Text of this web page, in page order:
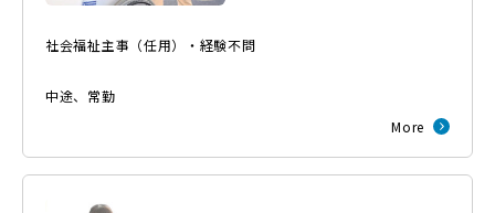
社会福祉主事（任用）・経験不問
中途、 常勤
More